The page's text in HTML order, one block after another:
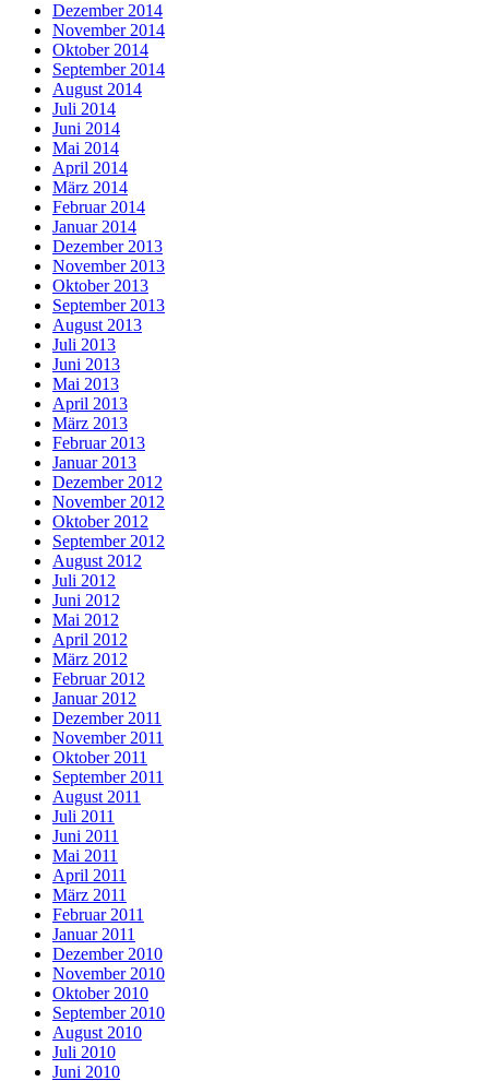
Dezember 2014
November 2014
Oktober 2014
September 2014
August 2014
Juli 2014
Juni 2014
Mai 2014
April 2014
März 2014
Februar 2014
Januar 2014
Dezember 2013
November 2013
Oktober 2013
September 2013
August 2013
Juli 2013
Juni 2013
Mai 2013
April 2013
März 2013
Februar 2013
Januar 2013
Dezember 2012
November 2012
Oktober 2012
September 2012
August 2012
Juli 2012
Juni 2012
Mai 2012
April 2012
März 2012
Februar 2012
Januar 2012
Dezember 2011
November 2011
Oktober 2011
September 2011
August 2011
Juli 2011
Juni 2011
Mai 2011
April 2011
März 2011
Februar 2011
Januar 2011
Dezember 2010
November 2010
Oktober 2010
September 2010
August 2010
Juli 2010
Juni 2010